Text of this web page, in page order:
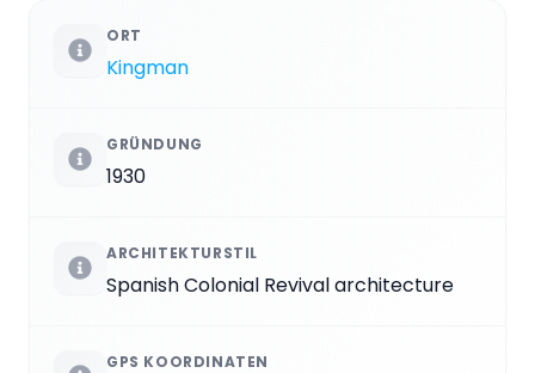
ORT
Kingman
GRÜNDUNG
1930
ARCHITEKTURSTIL
Spanish Colonial Revival architecture
GPS KOORDINATEN